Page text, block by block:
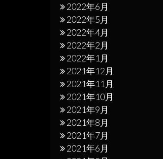
2022年6月
2022年5月
2022年4月
2022年2月
2022年1月
2021年12月
2021年11月
2021年10月
2021年9月
2021年8月
2021年7月
2021年6月